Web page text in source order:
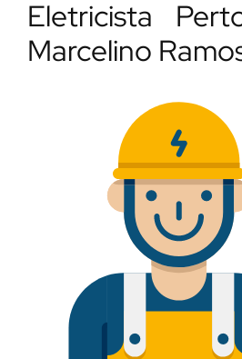
Eletricista
Marcelino